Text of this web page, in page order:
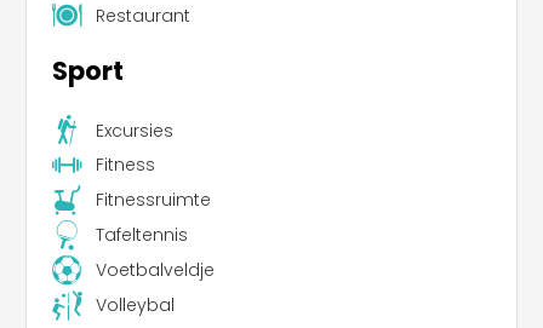
Restaurant
Sport
Excursies
Fitness
Fitnessruimte
Tafeltennis
Voetbalveldje
Volleybal